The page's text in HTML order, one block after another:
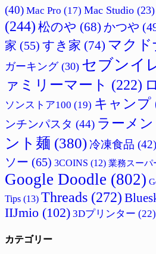
(40) Mac Pro (17) Mac Studio (23)
(244) 松のや (68) かつや
家 (55) すき家 (74) マクド
ガーキング(30) セブンイ
ァミリーマート (222)
ソンストア100 (19) キャンプ
ンチンパスタ (44) ラーメン
ント麺 (380)冷凍食品 (42)
ソー (65) 3COINS (12) 業務スーパ
Google Doodle (802)
Tips (13) Threads (272)
IIJmio (102) 3Dプリンター (22)
カテゴリー